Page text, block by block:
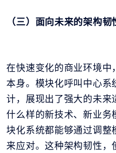
（三）面向未来的架构韧
在快速变化的商业环境
本身。模块化呼叫中心
计，展现出了强大的未
什么样的新技术、新业务
块化系统都能够通过调
来应对。这种架构韧性